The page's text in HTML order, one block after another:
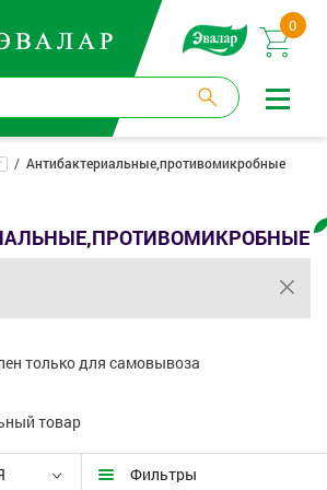
0
→3 аптеки
Антибактериальные,противомикробные
только для самовывоза
товар
Фильтры